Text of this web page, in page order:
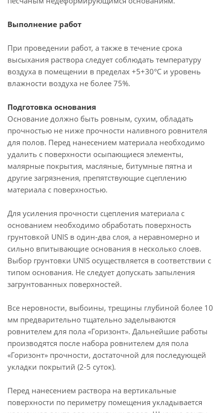
Выполнение работ
При проведении работ, а также в течение срока
высыхания раствора следует соблюдать температуру
воздуха в помещении в пределах +5+30°С и уровень
влажности воздуха не более 75%.
Подготовка основания
Основание должно быть ровным, сухим, обладать
прочностью не ниже прочности наливного ровнителя
для полов. Перед нанесением материала необходимо
удалить с поверхности осыпающиеся элементы,
малярные покрытия, масляные, битумные пятна и
другие загрязнения, препятствующие сцеплению
материала с поверхностью.
Для усиления прочности сцепления материала с
основанием необходимо обработать поверхность
грунтовкой UNIS в один-два слоя, а неравномерно и
сильно впитывающие основания в несколько слоев.
Выбор грунтовки UNIS осуществляется в соответствии с
типом основания. Не следует допускать запыления
загрунтованных поверхностей.
Все неровности, выбоины, трещины глубиной более 10
мм предварительно тщательно заделываются
ровнителем для пола «Горизонт». Дальнейшие работы
производятся после набора ровнителем для пола
«Горизонт» прочности, достаточной для последующей
укладки покрытий (2-5 суток).
Перед нанесением раствора на вертикальные
поверхности по периметру помещения укладывается